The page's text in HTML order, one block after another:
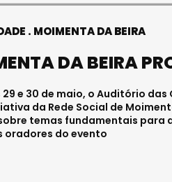
MOIMENTA DA BEIRA
DA BEIRA
29 e 30 de maio, o Auditório
da Rede Social de
temas fundamentais para
oradores do evento